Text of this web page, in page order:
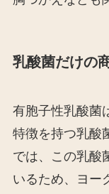
乳酸菌だけの
有胞子性乳酸菌
特徴を持つ乳酸
では、この乳酸
いるため、ヨー